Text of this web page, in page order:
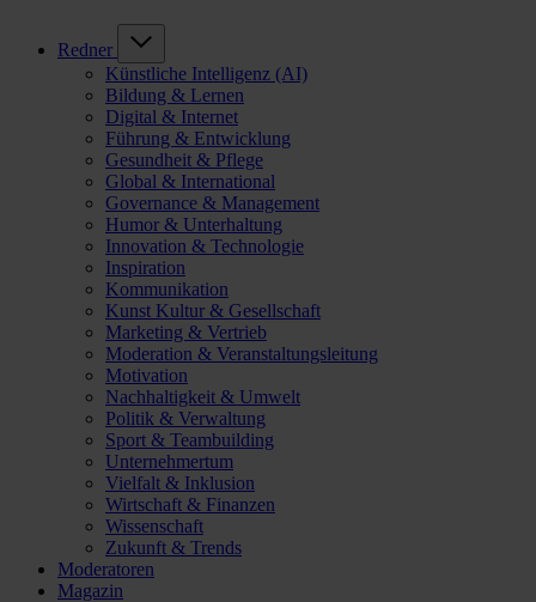
Redner
Künstliche Intelligenz (AI)
Bildung & Lernen
Digital & Internet
Führung & Entwicklung
Gesundheit & Pflege
Global & International
Governance & Management
Humor & Unterhaltung
Innovation & Technologie
Inspiration
Kommunikation
Kunst Kultur & Gesellschaft
Marketing & Vertrieb
Moderation & Veranstaltungsleitung
Motivation
Nachhaltigkeit & Umwelt
Politik & Verwaltung
Sport & Teambuilding
Unternehmertum
Vielfalt & Inklusion
Wirtschaft & Finanzen
Wissenschaft
Zukunft & Trends
Moderatoren
Magazin